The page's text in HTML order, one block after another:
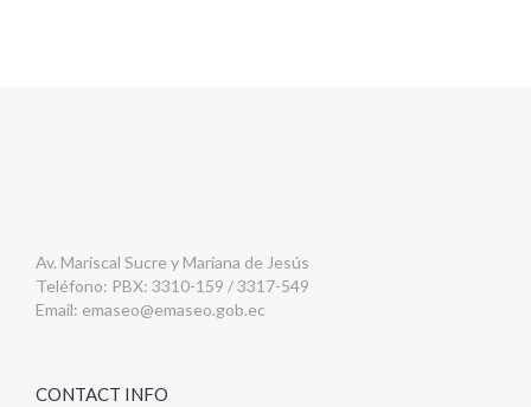
Av. Mariscal Sucre y Mariana de Jesús
Teléfono: PBX: 3310-159 / 3317-549
Email: emaseo@emaseo.gob.ec
CONTACT INFO